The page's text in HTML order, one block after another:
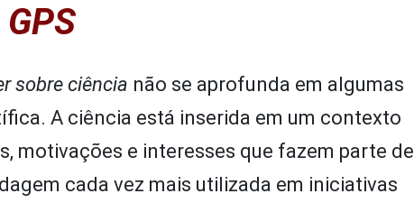
sobre ciência não se aprofunda em algumas
A ciência está inserida em um contexto
motivações e interesses que fazem parte de
cada vez mais utilizada em iniciativas